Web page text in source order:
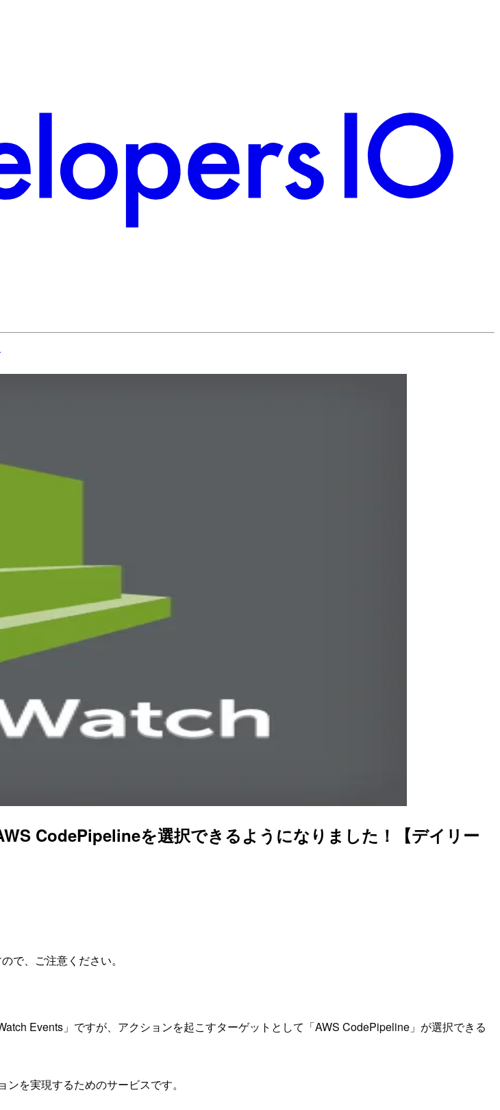
CodePipelineを選択できるようになりました！【デイリー
で、ご注意ください。
Events」ですが、アクションを起こすターゲットとして「AWS CodePipeline」が選択できる
を実現するためのサービスです。